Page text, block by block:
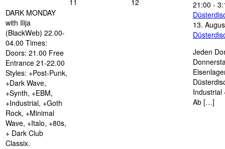
DARK MONDAY
with Ilija
(BlackWeb) 22.00-
04.00 Times:
Doors: 21.00 Free
Entrance 21-22.00
Styles: +Post-Punk,
+Dark Wave,
+Synth, +EBM,
+Industrial, +Goth
Rock, +Minimal
Wave, +Italo, +80s,
+ Dark Club
Classix.
21:00 -
13.
Jeden
Industrial
Ab […]